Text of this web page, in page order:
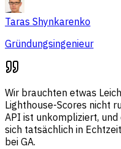
Taras Shynkarenko
Gründungsingenieur
Wir brauchten etwas
Lighthouse-Scores nicht
API ist unkompliziert,
sich tatsächlich in
bei GA.